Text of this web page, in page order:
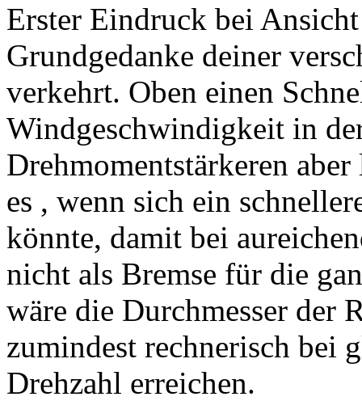
Erster Eindruck bei
Grundgedanke deiner
verkehrt. Oben einen
Windgeschwindigkeit in
Drehmomentstärkeren
es , wenn sich ein
könnte, damit bei
nicht als Bremse für die
wäre die Durchmesser der
zumindest rechnerisch bei
Drehzahl erreichen.